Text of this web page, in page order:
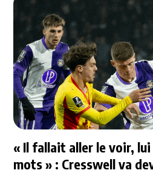
« Il fallait aller le voir,
mots » : Cresswell va